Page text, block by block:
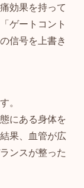
効果を持って
ゲートコント
信号を上書き
。
にある身体を
果、血管が広
ンスが整った